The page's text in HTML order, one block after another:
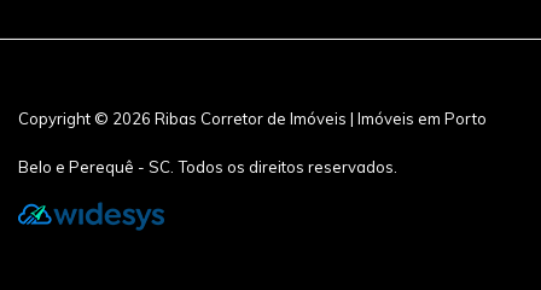
Copyright © 2026 Ribas Corretor de Imóveis | Imóveis em Porto
Belo e Perequê - SC. Todos os direitos reservados.